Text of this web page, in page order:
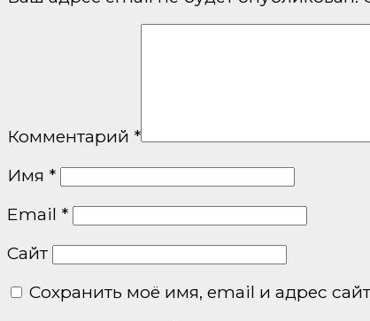
Комментарий *
Имя *
Email *
Сайт
Сохранить моё имя, email и адрес